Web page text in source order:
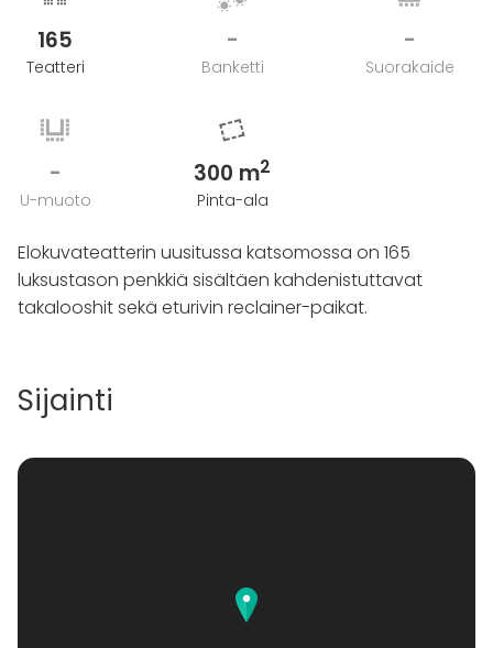
165
Teatteri
-
Banketti
-
Suorakaide
-
U-muoto
300 m2
Pinta-ala
Elokuvateatterin uusitussa katsomossa on 165
luksustason penkkiä sisältäen kahdenistuttavat
takalooshit sekä eturivin reclainer-paikat.
Sijainti